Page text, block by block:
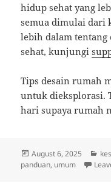
hidup sehat yang
semua dimulai dari
lebih dalam
sehat, kunjungi
Tips desain rumah
untuk dieksplorasi.
hari supaya rumah
Posted
on
August 6, 2025
panduan, umum